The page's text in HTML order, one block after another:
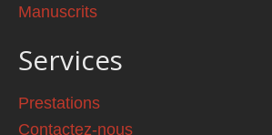
Manuscrits
Services
Prestations
Contactez-nous